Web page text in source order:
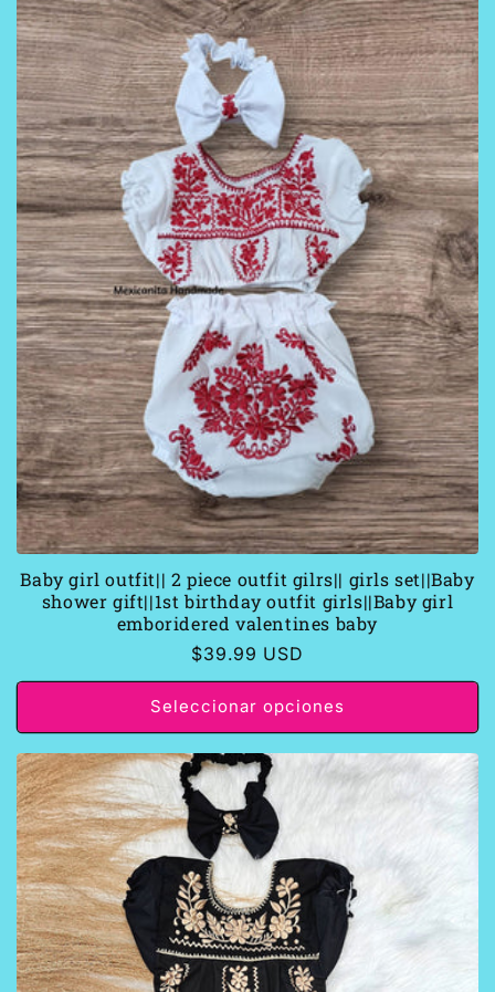
Baby girl outfit|| 2 piece outfit gilrs|| girls set||Baby
shower gift||1st birthday outfit girls||Baby girl
emboridered valentines baby
Precio
habitual
$39.99 USD
Seleccionar opciones